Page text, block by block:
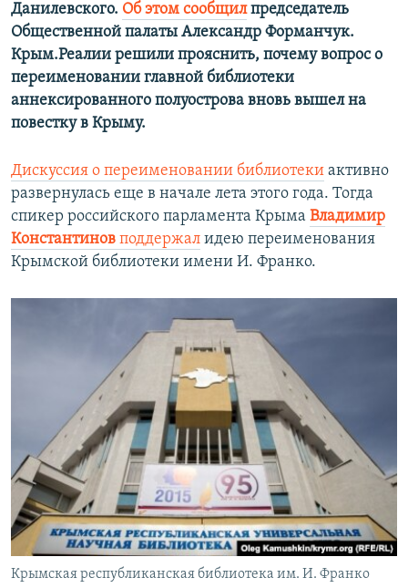
Данилевского. Об этом сообщилпредседатель
Общественной палаты Александр Форманчук.
Крым.Реалии решили прояснить, почему вопрос о
переименовании главной библиотеки
аннексированного полуострова вновь вышел на
повестку в Крыму.
Дискуссия о переименовании библиотеки активно
развернулась еще в начале лета этого года. Тогда
спикер российского парламента Крыма Владимир
Константинов поддержал идею переименования
Крымской библиотеки имени И. Франко.
Крымская республиканская библиотека им. И. Франко